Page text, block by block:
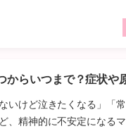
からいつまで？症状や
いけど泣きたくなる」「
、精神的に不安定になる